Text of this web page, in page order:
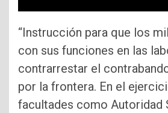
“Instrucción para que los
con sus funciones en las
contrarrestar el
por la frontera. En el
facultades como Autoridad